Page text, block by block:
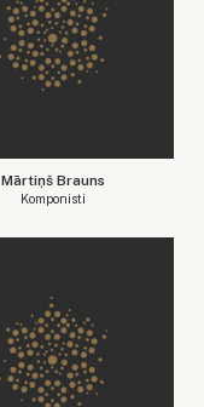
Mārtiņš Brauns
Komponisti